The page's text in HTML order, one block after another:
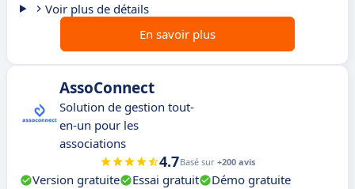
Voir plus de détails
En savoir plus
AssoConnect
Solution de gestion tout-
en-un pour les
associations
4.7Basé sur +200 avis
Version gratuite Essai gratuit
Démo gratuite